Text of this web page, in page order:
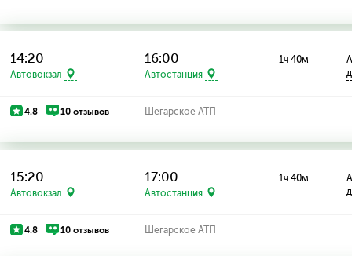
14:20
Автовокзал
16:00
Автостанция
1ч 40м
4.8 10 отзывов Шегарское АТП
15:20
Автовокзал
17:00
Автостанция
1ч 40м
4.8 10 отзывов Шегарское АТП